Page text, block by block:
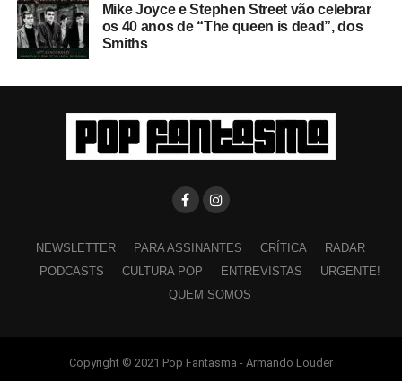
Mike Joyce e Stephen Street vão celebrar
os 40 anos de “The queen is dead”, dos
Smiths
NEWSLETTER PARA ASSINANTES CRÍTICA
RADAR
PODCASTS
CULTURA POP ENTREVISTAS
URGENTE!
QUEM SOMOS
Copyright © 2021 Pop Fantasma - Armando Louder